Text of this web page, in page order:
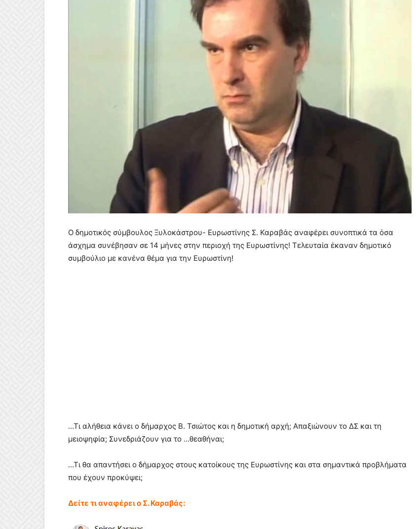
Ο δημοτικός σύμβουλος Ξυλοκάστρου- Ευρωστίνης Σ. Καραβάς αναφέρει συνοπτικά τα όσα
άσχημα συνέβησαν σε 14 μήνες στην περιοχή της Ευρωστίνης! Τελευταία έκαναν δημοτικό
συμβούλιο με κανένα θέμα για την Ευρωστίνη!
…Τι αλήθεια κάνει ο δήμαρχος Β. Τσιώτος και η δημοτική αρχή; Απαξιώνουν το ΔΣ και τη
μειοψηφία; Συνεδριάζουν για το …θεαθήναι;
…Τι θα απαντήσει ο δήμαρχος στους κατοίκους της Ευρωστίνης και στα σημαντικά προβλήματα
που έχουν προκύψει;
Δείτε τι αναφέρει ο Σ. Καραβάς: